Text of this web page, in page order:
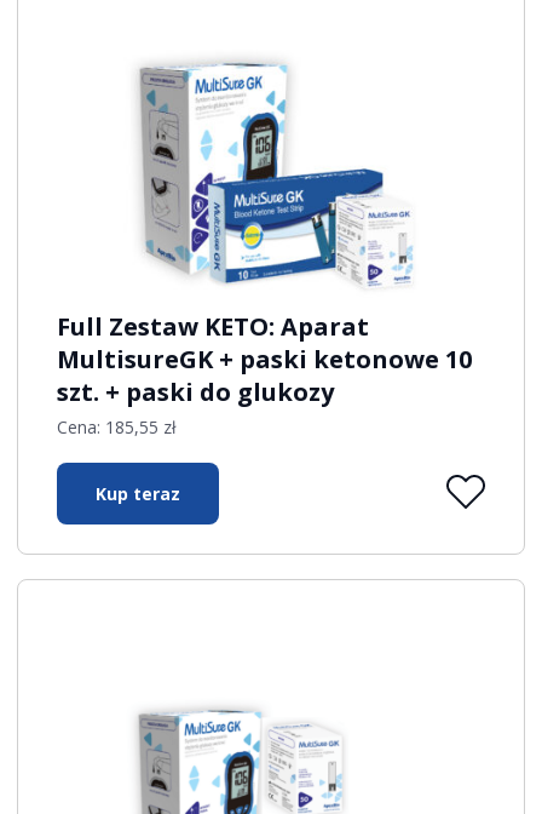
Full Zestaw KETO: Aparat
MultisureGK + paski ketonowe 10
szt. + paski do glukozy
Cena: 185,55 zł
Kup teraz